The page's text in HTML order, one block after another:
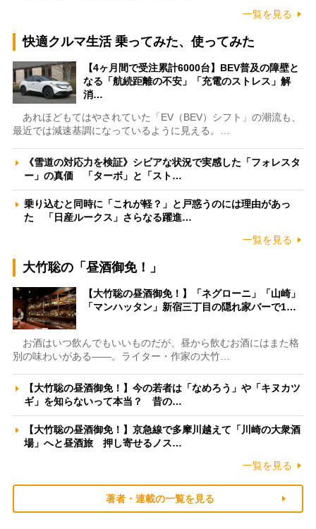
一覧を見る
快適クルマ生活 乗ってみた、使ってみた
【4ヶ月間で受注累計6000台】BEV普及の障壁と
なる「航続距離の不安」「充電のストレス」解
消…
あれほどもてはやされていた「EV（BEV）シフト」の潮流も、
最近では減速基調になっているように見える。…
《雪道の対応力を検証》シビアな状況で実感した「フォレスタ
ー」の真価 「ターボ」と「スト…
乗り込むと同時に「これが軽？」と戸惑うのには理由があっ
た 「日産ルークス」さらなる躍進…
一覧を見る
大竹聡の「昼酒御免！」
【大竹聡の昼酒御免！】「ネグローニ」「山崎」
「マンハッタン」新宿三丁目の隠れ家バーで1…
お酒はいつ飲んでもいいものだが、昼から飲むお酒にはまた格
別の味わいがある――。ライター・作家の大竹…
【大竹聡の昼酒御免！】今の若者は「なめろう」や「キヌカツ
ギ」を知らないって本当？ 昔の…
【大竹聡の昼酒御免！】京急線で多摩川越えて「川崎の大衆酒
場」へと昼酒旅 押し寄せるノス…
一覧を見る
著者・連載の一覧を見る